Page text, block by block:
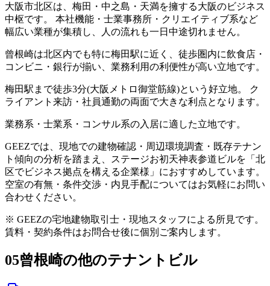
大阪市北区は、梅田・中之島・天満を擁する大阪のビジネス
中枢です。 本社機能・士業事務所・クリエイティブ系など
幅広い業種が集積し、人の流れも一日中途切れません。
曾根崎は北区内でも特に梅田駅に近く、徒歩圏内に飲食店・
コンビニ・銀行が揃い、業務利用の利便性が高い立地です。
梅田駅まで徒歩3分(大阪メトロ御堂筋線)という好立地。 ク
ライアント来訪・社員通勤の両面で大きな利点となります。
業務系・士業系・コンサル系の入居に適した立地です。
GEEZでは、現地での建物確認・周辺環境調査・既存テナン
ト傾向の分析を踏まえ、ステージお初天神表参道ビルを「北
区でビジネス拠点を構える企業様」におすすめしています。
空室の有無・条件交渉・内見手配についてはお気軽にお問い
合わせください。
※ GEEZの宅地建物取引士・現地スタッフによる所見です。
賃料・契約条件はお問合せ後に個別ご案内します。
05曾根崎の他のテナントビル